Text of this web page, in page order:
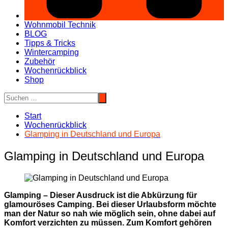
Wohnmobil Technik
BLOG
Tipps & Tricks
Wintercamping
Zubehör
Wochenrückblick
Shop
Start
Wochenrückblick
Glamping in Deutschland und Europa
Glamping in Deutschland und Europa
Glamping – Dieser Ausdruck ist die Abkürzung für
glamouröses Camping. Bei dieser Urlaubsform möchte
man der Natur so nah wie möglich sein, ohne dabei auf
Komfort verzichten zu müssen. Zum Komfort gehören